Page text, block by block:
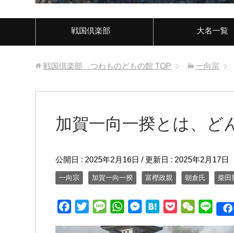
戦国倶楽部 大名一覧
戦国倶楽部 つわものどもの館 TOP 一向宗
加賀一向一揆とは、ど
公開日 : 2025年2月16日 / 更新日 : 2025年2月17日
一向宗 加賀一向一揆 富樫政親 朝倉氏 柴田
M
W
W
L